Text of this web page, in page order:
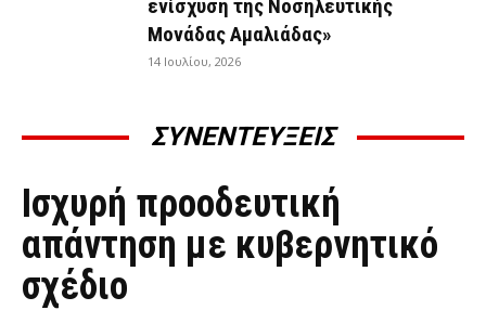
ενίσχυση της Νοσηλευτικής
Μονάδας Αμαλιάδας»
14 Ιουλίου, 2026
ΣΥΝΕΝΤΕΥΞΕΙΣ
ΣΥΝΕΝΤΕΎΞΕΙΣ
Ισχυρή προοδευτική
απάντηση με κυβερνητικό
σχέδιο